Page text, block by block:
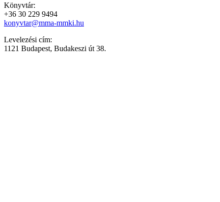
Könyvtár:
+36 30 229 9494
konyvtar@mma-mmki.hu
Levelezési cím:
1121 Budapest, Budakeszi út 38.